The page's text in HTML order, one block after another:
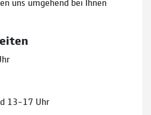
13–17 Uhr